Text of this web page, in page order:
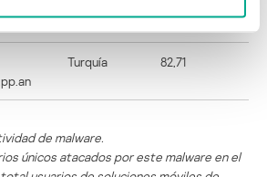
Turquía 82,71
de malware.
únicos atacados por este malware en el